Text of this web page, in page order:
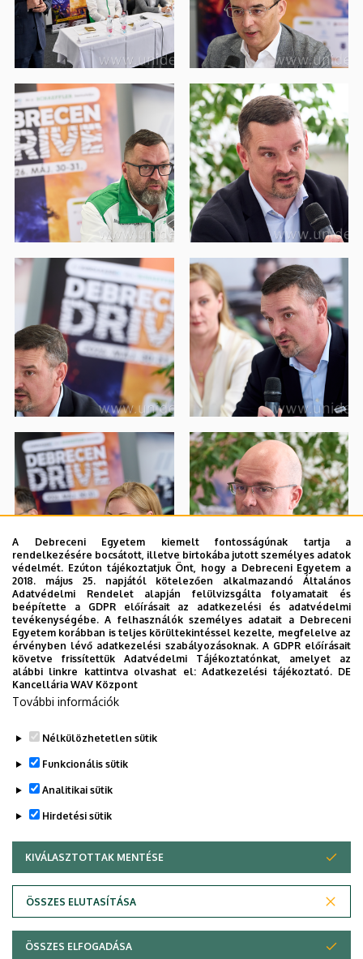
Adatvédelem
A Debreceni Egyetem kiemelt fontosságúnak tartja a
rendelkezésére bocsátott, illetve birtokába jutott személyes adatok
védelmét. Ezúton tájékoztatjuk Önt, hogy a Debreceni Egyetem a
2018. május 25. napjától kötelezően alkalmazandó Általános
Adatvédelmi Rendelet alapján felülvizsgálta folyamatait és
beépítette a GDPR előírásait az adatkezelési és adatvédelmi
tevékenységébe. A felhasználók személyes adatait a Debreceni
Egyetem korábban is teljes körültekintéssel kezelte, megfelelve az
érvényben lévő adatkezelési szabályozásoknak. A GDPR előírásait
követve frissítettük Adatvédelmi Tájékoztatónkat, amelyet az
alábbi linkre kattintva olvashat el:Adatkezelési tájékoztató. DE
Kancellária WAV Központ
További információk
Nélkülözhetetlen sütik
Funkcionális sütik
Analitikai sütik
Hirdetési sütik
KIVÁLASZTOTTAK MENTÉSE
ÖSSZES ELUTASÍTÁSA
WITHDRAW CONSENT
ÖSSZES ELFOGADÁSA